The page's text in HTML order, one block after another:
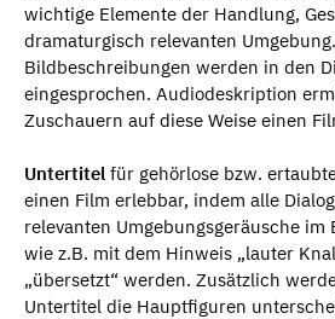
wichtige Elemente der Handlung,
dramaturgisch relevanten
Bildbeschreibungen werden in den
eingesprochen. Audiodeskription
Zuschauern auf diese Weise einen
Untertitel für gehörlose bzw.
einen Film erlebbar, indem alle
relevanten Umgebungsgeräusche
wie z.B. mit dem Hinweis „lauter
„übersetzt“ werden. Zusätzlich
Untertitel die Hauptfiguren